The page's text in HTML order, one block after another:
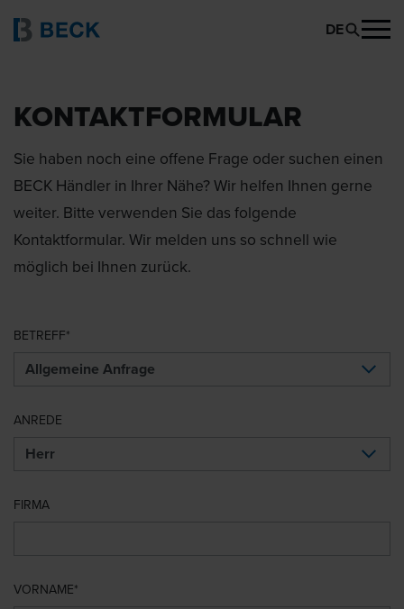
DE
KONTAKTFORMULAR
Sie haben noch eine offene Frage oder suchen einen
BECK Händler in Ihrer Nähe? Wir helfen Ihnen gerne
weiter. Bitte verwenden Sie das folgende
Kontaktformular. Wir melden uns so schnell wie
möglich bei Ihnen zurück.
BETREFF
ANREDE
FIRMA
VORNAME